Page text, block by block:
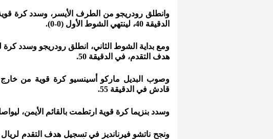
وانطلق رودريجو من الطرف الأيسر، وسدد كرة
الدقيقة 40، لينتهي الشوط الأول (0-0).
ومع بداية الشوط الثاني، انطلق رودريجو وسدد
هدف التقدم، في الدقيقة 50.
وصوب البديل ماركو أسينسيو كرة قوية من
قادش في الدقيقة 55.
وسدد بنزيما كرة قوية ارتطمت بالقائم الأيمن،